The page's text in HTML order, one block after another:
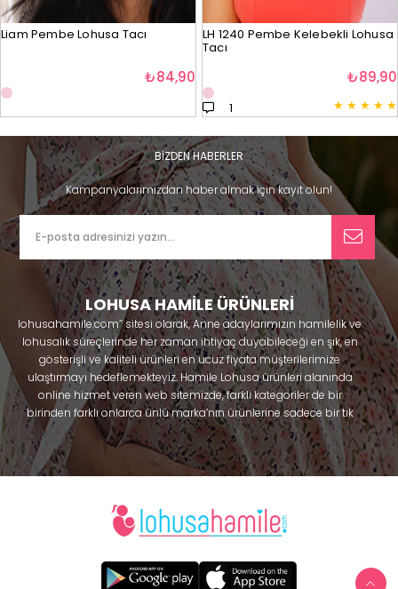
Liam Pembe Lohusa Tacı
₺84,90
LH 1240 Pembe Kelebekli Lohusa
Tacı
★ ★ ★ ★ ★
1
₺89,90
BİZDEN HABERLER
Kampanyalarımızdan haber almak için kayıt olun!
LOHUSA HAMİLE ÜRÜNLERİ
lohusahamile.com’’ sitesi olarak, Anne adaylarımızın hamilelik ve
lohusalık süreçlerinde her zaman ihtiyaç duyabileceği en şık, en
gösterişli ve kaliteli ürünleri en ucuz fiyata müşterilerimize
ulaştırmayı hedeflemekteyiz. Hamile Lohusa ürünleri alanında
online hizmet veren web sitemizde, farklı kategoriler de bir
birinden farklı onlarca ünlü marka’nın ürünlerine sadece bir tık
uzaklıkta olacaksınız. Hem hamilelik öncesi hem doğum sonrası
kullanabileceğiniz ürünler ile gebelik döneminizi huzur içinde
geçirmenize yardımcı olmaya çalışmaktayız. Annelerimizin
sabahlık, hamile pijama, hamile gecelik, Emzirme sütyeni,
Emzirme atleti, Lohusa taç ve terlik gibi ürünleri bir çok model
seçenekleriyle bir birinden güzel kombinler yaparak güven içinde
, Mecit, Tuba, Fc Fantasy, Feyza, Poleren, Anıl, Polkan,